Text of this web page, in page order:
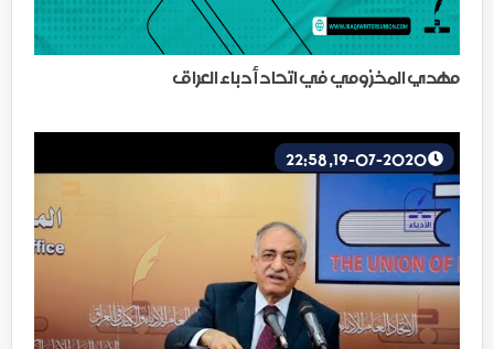
مهدي المخزومي في اتحاد أدباء العراق